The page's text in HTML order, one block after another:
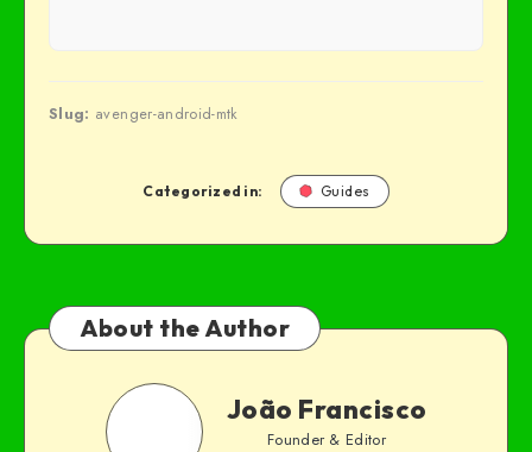
Slug: avenger-android-mtk
Categorized in: Guides
About the Author
João Francisco
Founder & Editor